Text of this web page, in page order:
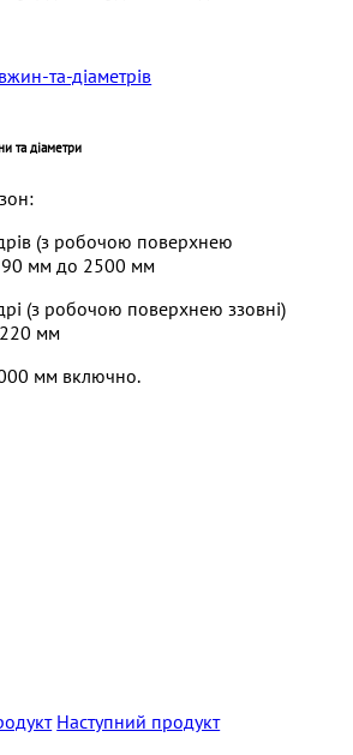
та діаметри
(з робочою поверхнею
90 мм до 2500 мм
(з робочою поверхнею ззовні)
мм
мм включно.
Наступний продукт